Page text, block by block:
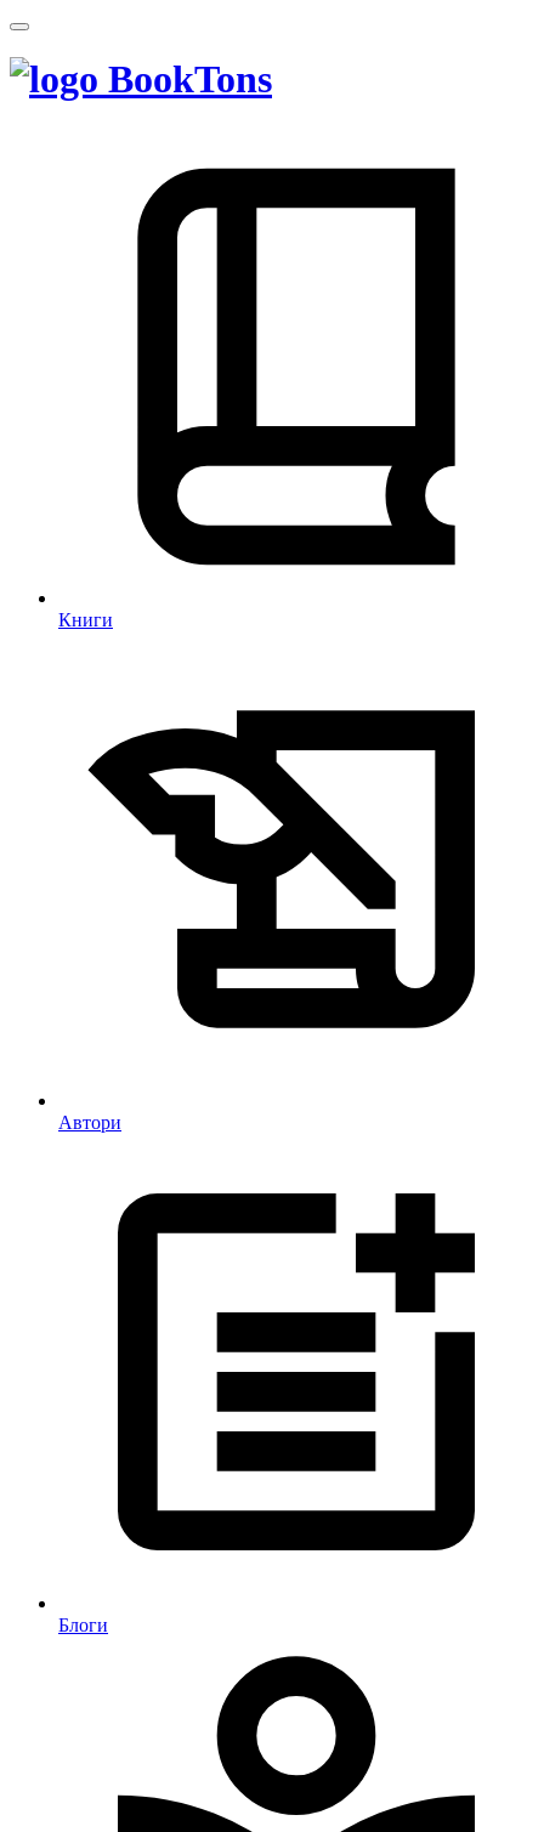
BookTons
Книги
Автори
Блоги